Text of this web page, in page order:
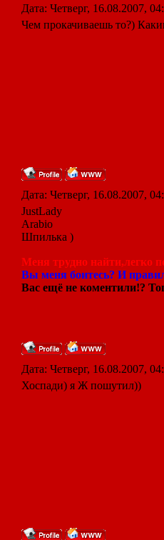
Дата: Четверг, 16.08.2007,
Чем прокачиваешь то?)
Дата: Четверг, 16.08.2007,
JustLady
Arabio
Шпилька )
Меня трудно найти,легко
Вы меня боитесь? И
Вас ещё не коментили!?
Дата: Четверг, 16.08.2007,
Хоспади) я Ж пошутил))